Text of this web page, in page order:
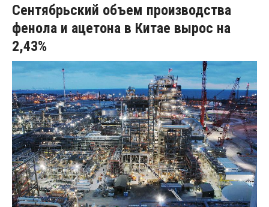
Сентябрьский объем производства
фенола и ацетона в Китае вырос на
2,43%